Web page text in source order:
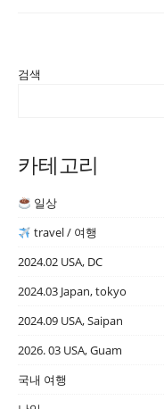
검색
카테고리
일상
travel / 여행
2024.02 USA, DC
2024.03 Japan, tokyo
2024.09 USA, Saipan
2026. 03 USA, Guam
국내 여행